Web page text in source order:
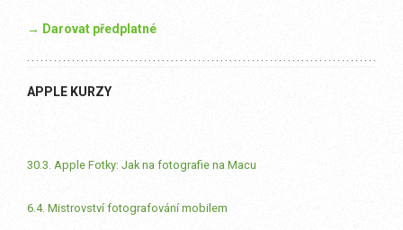
→ Darovat předplatné
APPLE KURZY
30.3. Apple Fotky: Jak na fotografie na Macu
6.4. Mistrovství fotografování mobilem